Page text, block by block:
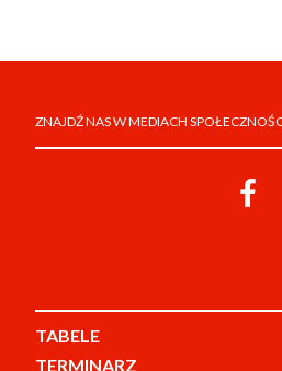
ZNAJDŹ NAS W MEDIACH
TABELE
TERMINARZ